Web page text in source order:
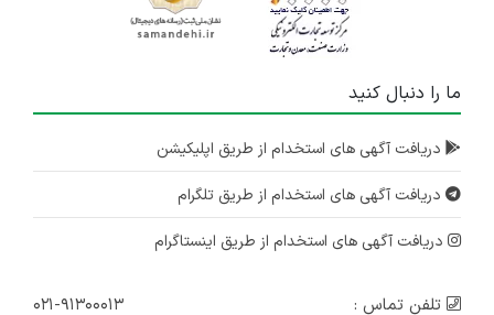
ما را دنبال کنید
دریافت آگهی های استخدام از طریق اپلیکیشن
دریافت آگهی های استخدام از طریق تلگرام
دریافت آگهی های استخدام از طریق اینستاگرام
تلفن تماس : ۰۲۱-۹۱۳۰۰۰۱۳